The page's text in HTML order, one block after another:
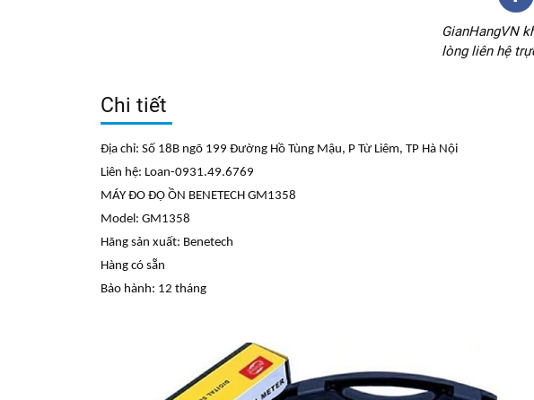
GianHangVN
lòng liên hệ
Chi tiết
Địa chỉ: Số 18B ngõ 199 Đường Hồ Tùng Mậu, P Từ Liêm, TP Hà Nội
Liên hệ: Loan-0931.49.6769
MÁY ĐO ĐỘ ỒN BENETECH GM1358
Model: GM1358
Hãng sản xuất: Benetech
Hàng có sẵn
Bảo hành: 12 tháng